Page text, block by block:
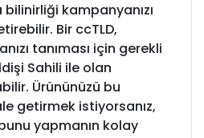
kampanyanızı
Bir ccTLD,
tanıması için gerekli
Sahili ile olan
Ürününüzü bu
getirmek istiyorsanız,
yapmanın kolay